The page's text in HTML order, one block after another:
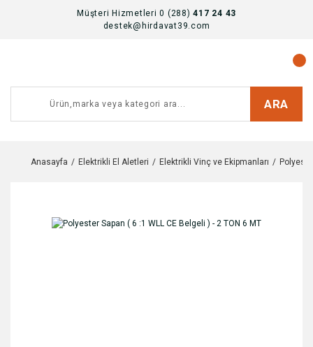
Müşteri Hizmetleri 0 (288)417 24 43
destek@hirdavat39.com
ARA
Anasayfa Elektrikli El Aletleri Elektrikli Vinç ve Ekipmanları